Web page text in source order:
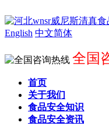
English 中文简体
全国
首页
关于我们
食品安全知识
食品安全资讯